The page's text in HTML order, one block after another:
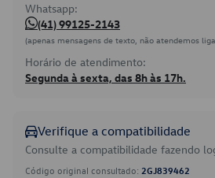
Whatsapp:
(41) 99125-2143
(apenas mensagens de texto, não atendemos
Horário de atendimento:
Segunda à sexta, das 8h às 17h.
Verifique a compatibilidade
Consulte a compatibilidade fazendo
Código original consultado: 2GJ839462